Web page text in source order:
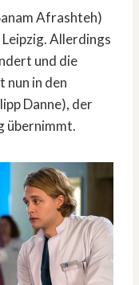
Afrashteh)
Allerdings
und die
nun in den
Danne), der
übernimmt.